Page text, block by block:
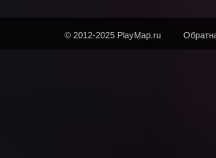
© 2012-2025 PlayMap.ru